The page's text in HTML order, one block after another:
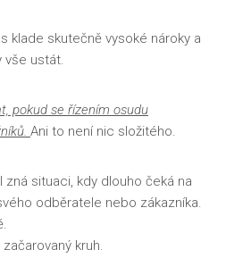
klade skutečně vysoké nároky a
vše ustát.
pokud se řízením osudu
Ani to není nic složitého.
situaci, kdy dlouho čeká na
odběratele nebo zákazníka.
kruh.